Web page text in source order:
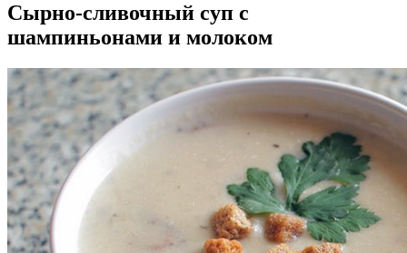
Сырно-сливочный суп с
шампиньонами и молоком